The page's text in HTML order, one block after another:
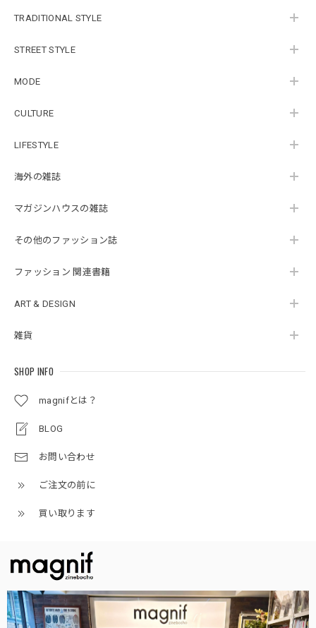
TRADITIONAL STYLE
STREET STYLE
MODE
CULTURE
LIFESTYLE
海外の雑誌
マガジンハウスの雑誌
その他のファッション誌
ファッション 関連書籍
ART & DESIGN
雑貨
SHOP INFO
magnifとは？
BLOG
お問い合わせ
ご注文の前に
買い取ります